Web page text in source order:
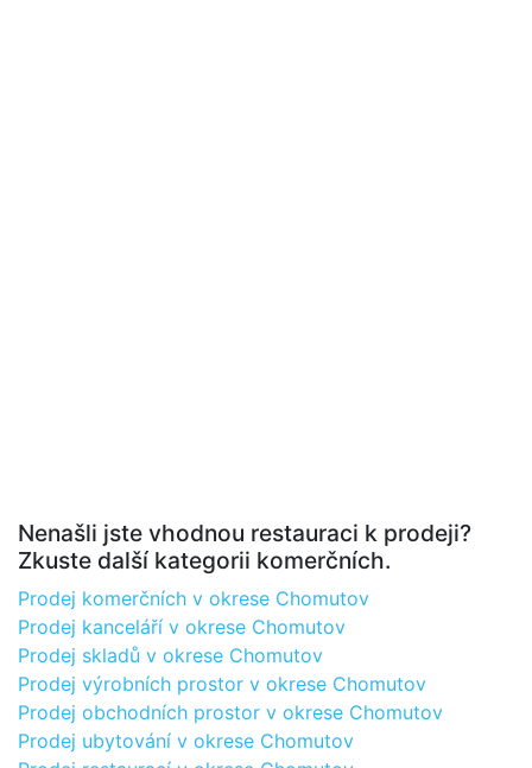
Nenašli jste vhodnou restauraci k prodeji?
Zkuste další kategorii komerčních.
Prodej komerčních v okrese Chomutov
Prodej kanceláří v okrese Chomutov
Prodej skladů v okrese Chomutov
Prodej výrobních prostor v okrese Chomutov
Prodej obchodních prostor v okrese Chomutov
Prodej ubytování v okrese Chomutov